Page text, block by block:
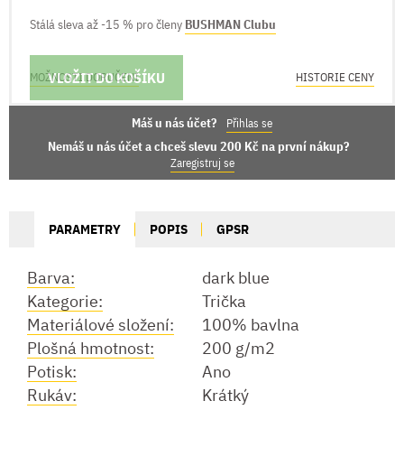
Stálá sleva až -15 % pro členy BUSHMAN Clubu
VLOŽIT DO KOŠÍKU
MOŽNOSTI DORUČENÍ HISTORIE CENY
Máš u nás účet? Přihlas se
Nemáš u nás účet a chceš slevu 200 Kč na první nákup?
Zaregistruj se
PARAMETRY POPIS GPSR
Barva:
dark blue
Kategorie:
Trička
Materiálové složení:
100% bavlna
Plošná hmotnost:
200 g/m2
Potisk:
Ano
Rukáv:
Krátký